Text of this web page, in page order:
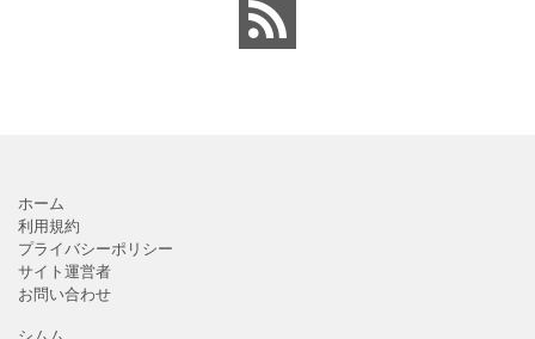
る「Excel・Word・
PDF」
ホーム
利用規約
プライバシーポリシー
サイト運営者
お問い合わせ